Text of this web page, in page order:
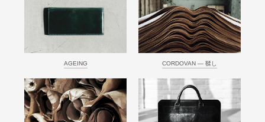
AGEING CORDOVAN ― 鞣し